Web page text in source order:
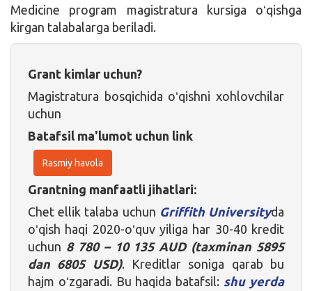
Medicine program magistratura kursiga oʻqishga
kirgan talabalarga beriladi.
Grant kimlar uchun?
Magistratura bosqichida oʻqishni xohlovchilar
uchun
Batafsil ma'lumot uchun link
Rasmiy havola
Grantning manfaatli jihatlari:
Chet ellik talaba uchun Griffith Universityda
oʻqish haqi 2020-oʻquv yiliga har 30-40 kredit
uchun 8 780 – 10 135 AUD (taxminan 5895
dan 6805 USD). Kreditlar soniga qarab bu
hajm oʻzgaradi. Bu haqida batafsil: shu yerda